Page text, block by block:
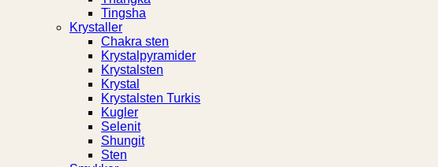
Tingsha
Krystaller
Chakra sten
Krystalpyramider
Krystalsten
Krystal
Krystalsten Turkis
Kugler
Selenit
Shungit
Sten